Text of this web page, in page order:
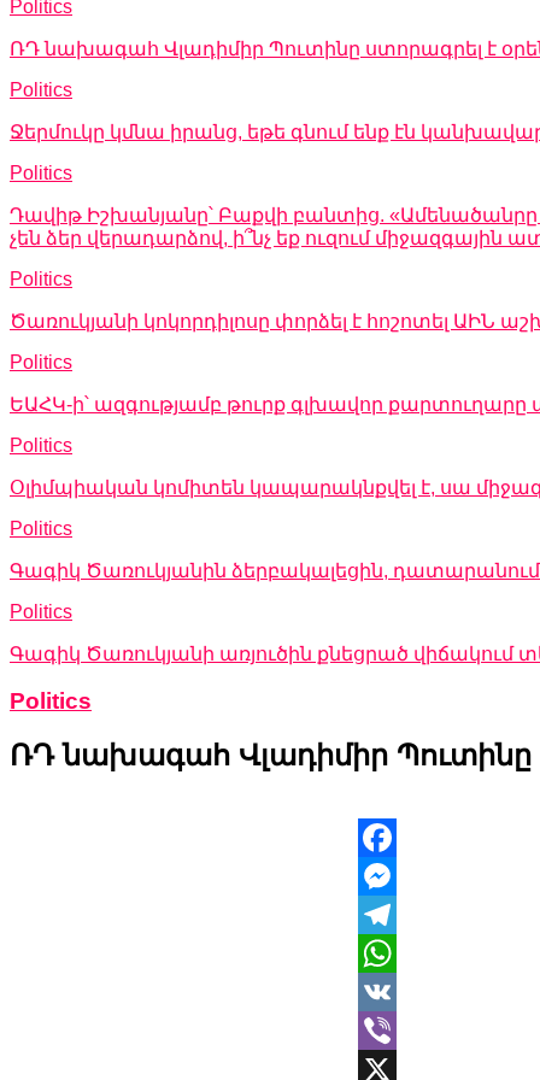
Politics
ՌԴ նախագահ Վլադիմիր Պուտինը ստորագրել է
Politics
Ջերմուկը կմնա իրանց, եթե գնում ենք էն
Politics
Դավիթ Իշխանյանը՝ Բաքվի բանտից. «Ամենածանրը
չեն ձեր վերադարձով, ի՞նչ եք ուզում
Politics
Ծառուկյանի կոկորդիլոսը փորձել է հոշոտել
Politics
ԵԱՀԿ-ի՝ ազգությամբ թուրք գլխավոր
Politics
Օլիմպիական կոմիտեն կապարակնքվել է, սա
Politics
Գագիկ Ծառուկյանին ձերբակալեցին, դատարանում
Politics
Գագիկ Ծառուկյանի առյուծին քնեցրած
Politics
ՌԴ նախագահ Վլադիմիր Պուտինը
Facebook
Messenger
Telegram
WhatsApp
VK
Viber